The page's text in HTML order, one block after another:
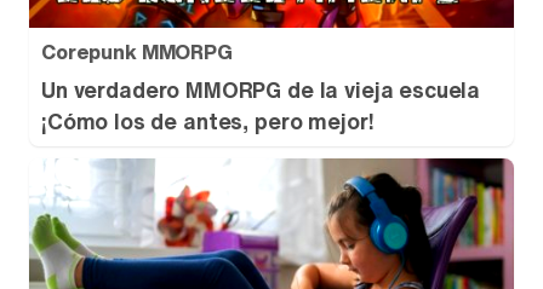
Canción ganadora de Eurovisión 2026: DARA con "Bangaranga" por Bulgaria
Corepunk MMORPG
Un verdadero MMORPG de la vieja escuela
¡Cómo los de antes, pero mejor!